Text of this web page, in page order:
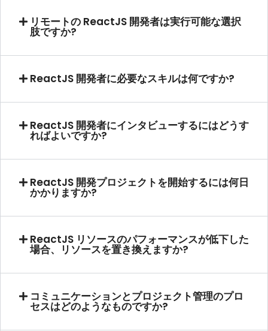
リモートの ReactJS 開発者は実行可能な選択
肢ですか?
ReactJS 開発者に必要なスキルは何ですか?
ReactJS 開発者にインタビューするにはどうす
ればよいですか?
ReactJS 開発プロジェクトを開始するには何日
かかりますか?
ReactJS リソースのパフォーマンスが低下した
場合、リソースを置き換えますか?
コミュニケーションとプロジェクト管理のプロ
セスはどのようなものですか?